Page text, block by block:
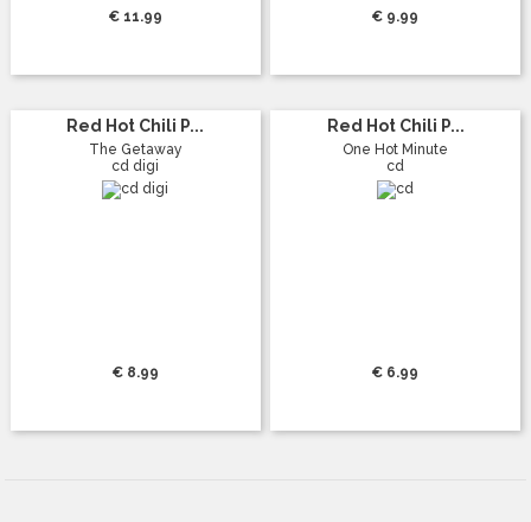
€ 11.99 € 9.99
Red Hot Chili P...
The Getaway
cd digi
€ 8.99
Red Hot Chili P...
One Hot Minute
cd
€ 6.99